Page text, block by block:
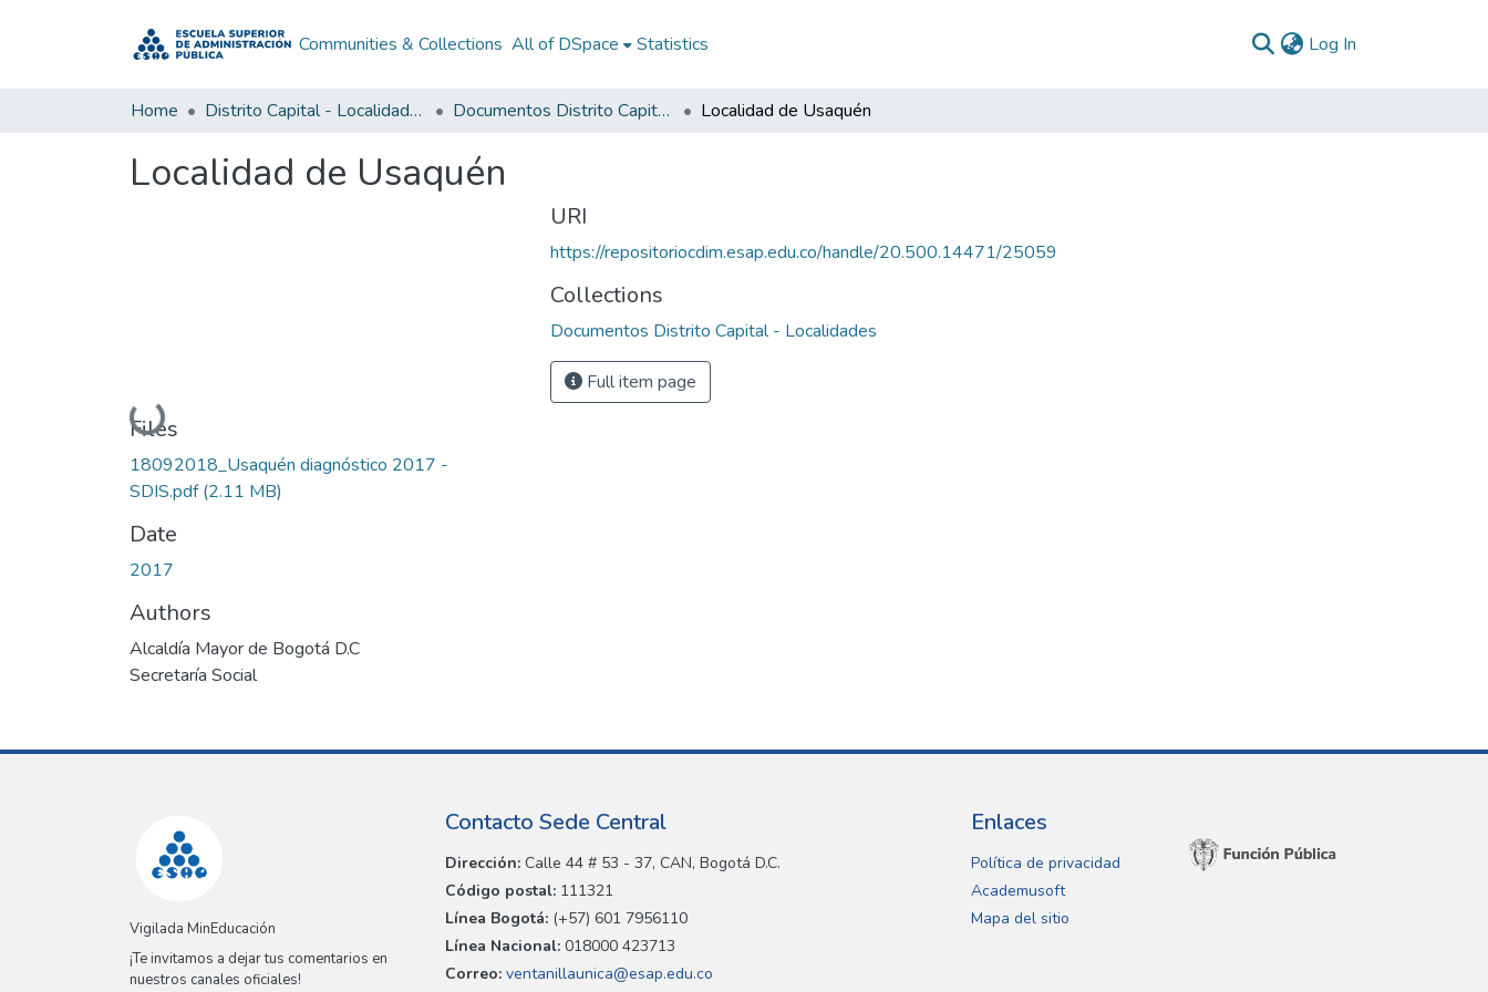
Communities & Collections All of DSpace Statistics Log In
Home Distrito Capital - Localidades Documentos Distrito Capital - Localidades Localidad de Usaquén
Localidad de Usaquén
Loading...
Files
18092018_Usaquén diagnóstico 2017 -
SDIS.pdf(2.11 MB)
Date
2017
Authors
Alcaldía Mayor de Bogotá D.C
Secretaría Social
URI
https://repositoriocdim.esap.edu.co/handle/20.500.14471/25059
Collections
Documentos Distrito Capital - Localidades
Full item page
Vigilada MinEducación
¡Te invitamos a dejar tus comentarios en
nuestros canales oficiales!
Contacto Sede Central
Dirección: Calle 44 # 53 - 37, CAN, Bogotá D.C.
Código postal: 111321
Línea Bogotá: (+57) 601 7956110
Línea Nacional: 018000 423713
Correo: ventanillaunica@esap.edu.co
Enlaces
Política de privacidad
Academusoft
Mapa del sitio